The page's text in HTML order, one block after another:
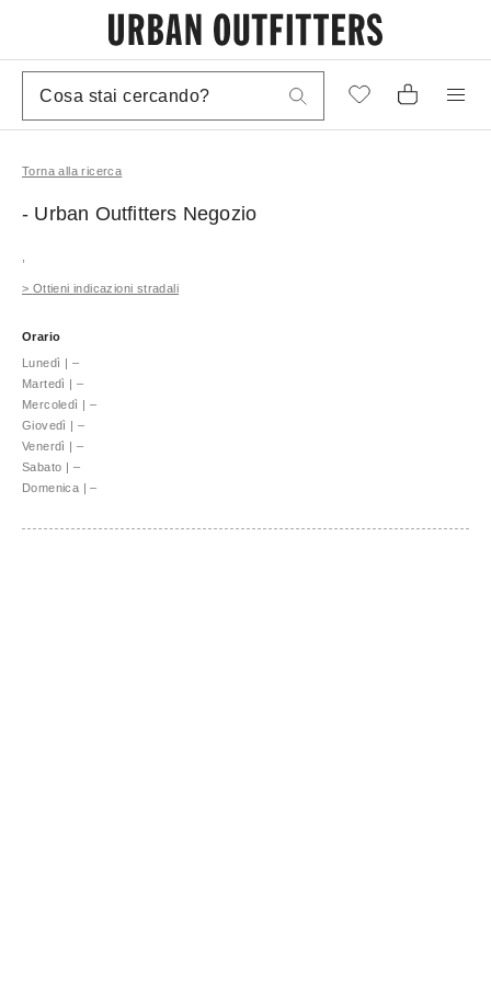
Torna alla ricerca
- Urban Outfitters Negozio
> Ottieni indicazioni stradali
Orario
Lunedì | –
Martedì | –
Mercoledì | –
Giovedì | –
Venerdì | –
Sabato | –
Domenica | –